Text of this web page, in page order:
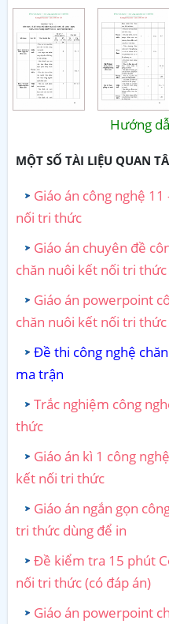
Hướng
MỘT SỐ TÀI LIỆU QUAN
Giáo án công nghệ
nối tri thức
Giáo án chuyên đề
chăn nuôi kết nối tri thức
Giáo án powerpoint
chăn nuôi kết nối tri thức
Đề thi công nghệ
ma trận
Trắc nghiệm công
thức
Giáo án kì 1 công
kết nối tri thức
Giáo án ngắn gọn
tri thức dùng để in
Đề kiểm tra 15 phút
nối tri thức (có đáp án)
Giáo án powerpoint